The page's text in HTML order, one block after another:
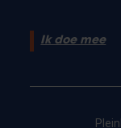
Ik doe mee